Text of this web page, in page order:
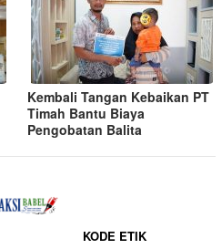
Kembali Tangan Kebaikan PT
Timah Bantu Biaya
Pengobatan Balita
KODE ETIK